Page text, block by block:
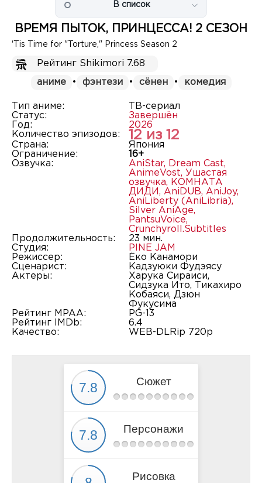
В список
ВРЕМЯ ПЫТОК, ПРИНЦЕССА! 2 СЕЗОН
'Tis Time for "Torture," Princess Season 2
Рейтинг Shikimori 7.68
аниме • фэнтези • сёнен • комедия
Тип аниме:
ТВ-сериал
Статус:
Завершён
Год:
2026
Количество эпизодов:
12 из 12
Страна:
Япония
Ограничение:
16+
Озвучка:
AniStar, Dream Cast,
AnimeVost, Ушастая
озвучка, КОМНАТА
ДИДИ , AniDUB, AniJoy,
AniLiberty (AniLibria),
Silver AniAge,
PantsuVoice,
Crunchyroll.Subtitles
Продолжительность:
23 мин.
Студия:
PINE JAM
Режиссер:
Ёко Канамори
Сценарист:
Кадзуюки Фудэясу
Актеры:
Харука Сираиси,
Сидзука Ито, Тикахиро
Кобаяси, Дзюн
Фукусима
Рейтинг MPAA:
PG-13
Рейтинг IMDb:
6.4
Качество:
WEB-DLRip 720p
Сюжет
Персонажи
Рисовка